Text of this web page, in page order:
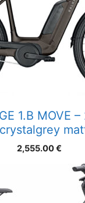
1.B MOVE
2,555.00€